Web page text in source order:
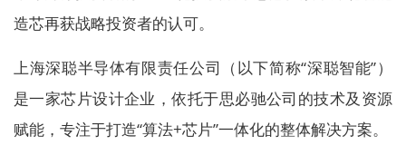
造芯再获战略投资者的认可。
上海深聪半导体有限责任公司（以下简称“深聪智能”）
是一家芯片设计企业，依托于思必驰公司的技术及资源
赋能，专注于打造“算法+芯片”一体化的整体解决方案。